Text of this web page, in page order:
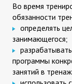
Во время
обязанности
определять
занимающегося;
программы
занятий в